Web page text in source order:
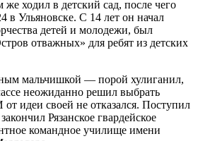
же ходил в детский сад, после чего
в Ульяновске. С 14 лет он начал
детей и молодежи, был
отважных» для ребят из детских
мальчишкой — порой хулиганил,
неожиданно решил выбрать
идеи своей не отказался. Поступил
Рязанское гвардейское
командное училище имени